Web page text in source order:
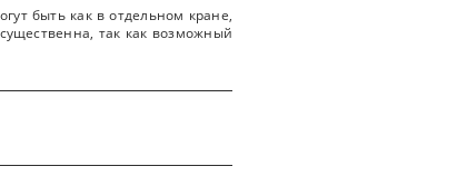
быть как в отдельном кране,
так как возможный